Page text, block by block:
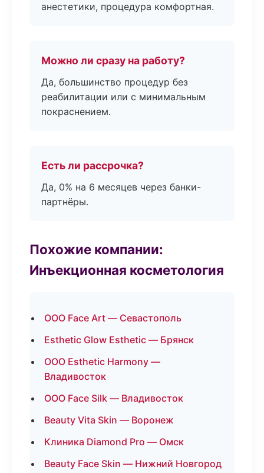
анестетики, процедура комфортная.
Можно ли сразу на работу?
Да, большинство процедур без
реабилитации или с минимальным
покраснением.
Есть ли рассрочка?
Да, 0% на 6 месяцев через банки-
партнёры.
Похожие компании:
Инъекционная косметология
ООО Face Art — Севастополь
Esthetic Glow Esthetic — Брянск
ООО Esthetic Harmony —
Владивосток
ООО Face Silk — Владивосток
Beauty Vita Skin — Воронеж
Клиника Diamond Pro — Омск
Beauty Face Skin — Нижний Новгород